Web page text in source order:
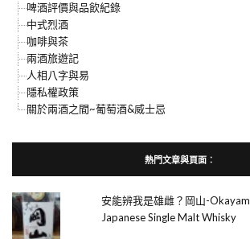
啤酒評價與品飲紀錄
中式烈酒
咖啡與茶
兩酒旅遊記
人相八字與易
隱私權政策
關於兩酒之間~葡萄酒&威士忌
熱門文章與頁面︰
安能辨我是雄雌？岡山-
Japanese Single Malt Whisky